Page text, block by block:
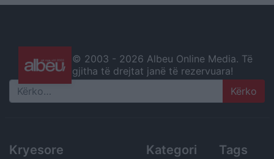
© 2003 - 2026 Albeu Online Media. Të
gjitha të drejtat janë të rezervuara!
Search
Kryesore Kategori Tags